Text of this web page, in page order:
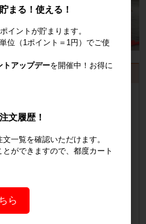
書発行のご案内
はこちら
順についてご案内
順についてご案内
まる！使える！
イントが貯まります。
位（1ポイント＝1円）でご使
トアップデーを開催中！お得に
文履歴！
一覧を確認いただけます。
ができますので、都度カート
ら